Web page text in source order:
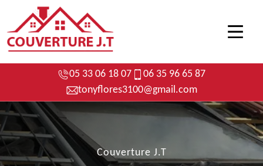
05 33 06 18 07
06 35 96 65 87
tonyflores3100@gmail.com
Couverture J.T